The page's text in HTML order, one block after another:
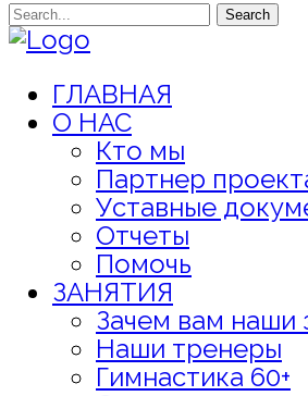
Search
ГЛАВНАЯ
О НАС
Кто мы
Партнер
Уставные
Отчеты
Помочь
ЗАНЯТИЯ
Зачем вам наши
Наши тренеры
Гимнастика 60+